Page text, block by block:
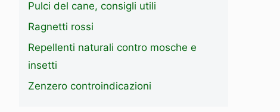
Pulci del cane, consigli utili
Ragnetti rossi
Repellenti naturali contro mosche e
insetti
Zenzero controindicazioni